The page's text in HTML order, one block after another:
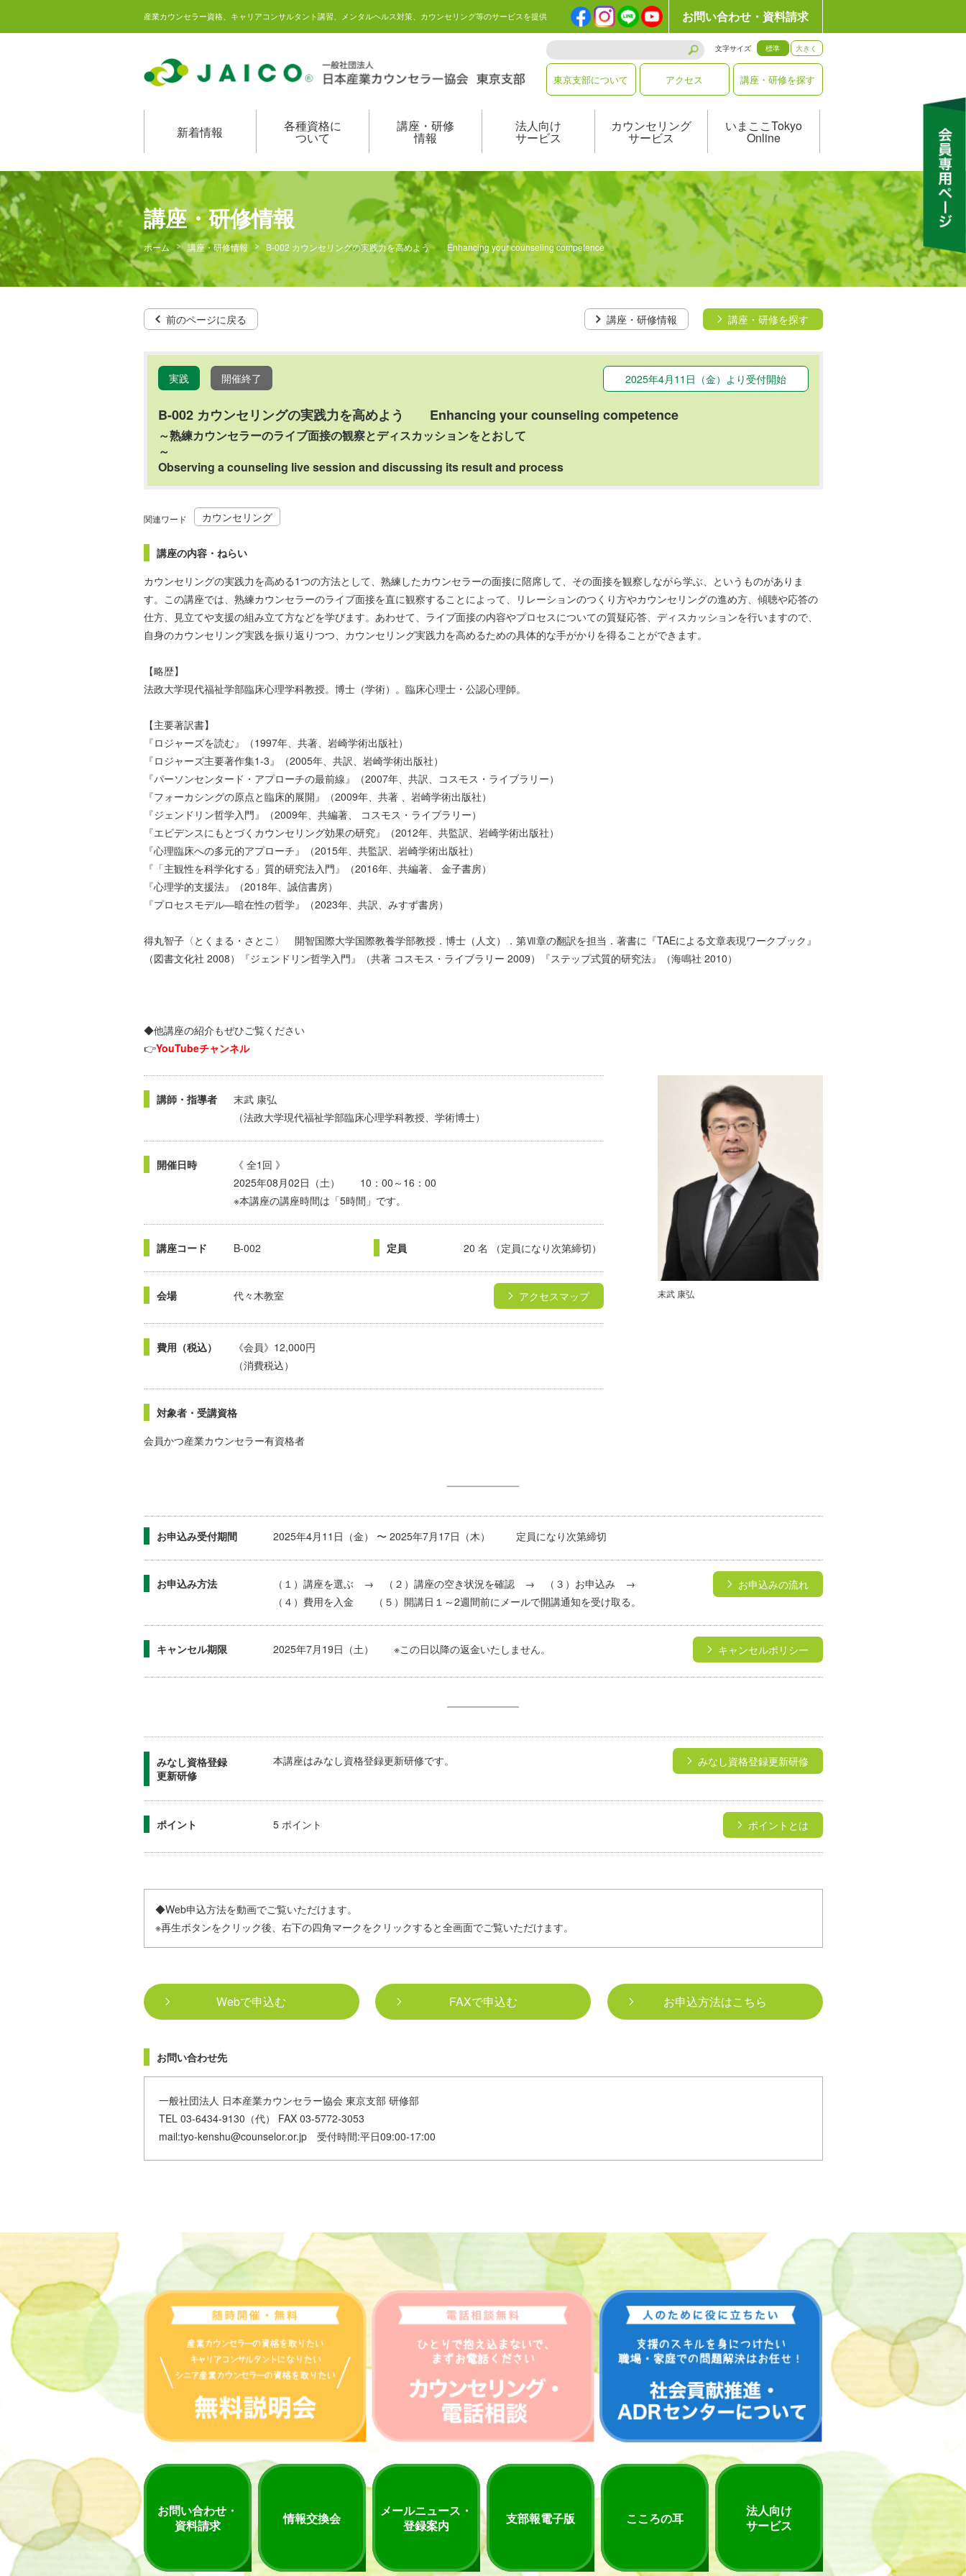
産業カウンセラー資格、キャリアコンサルタント講習、メンタルヘルス対策、カウンセリング等のサービスを提供 お問い合わせ・資料請求
文字サイズ 標準 大きく
東京支部について アクセス 講座・研修を探す
新着情報 各種資格に
ついて
講座・研修
情報
法人向け
サービス
カウンセリング
サービス
いまここTokyo
Online
講座・研修情報
ホーム 講座・研修情報 B-002 カウンセリングの実践力を高めよう Enhancing your counseling competence
前のページに戻る 講座・研修情報 講座・研修を探す
実践 開催終了 2025年4月11日（金）より受付開始
B-002 カウンセリングの実践力を高めよう Enhancing your counseling competence
～熟練カウンセラーのライブ面接の観察とディスカッションをとおして
～
Observing a counseling live session and discussing its result and process
関連ワード カウンセリング
講座の内容・ねらい
カウンセリングの実践力を高める1つの方法として、熟練したカウンセラーの面接に陪席して、その面接を観察しながら学ぶ、というものがありま
す。この講座では、熟練カウンセラーのライブ面接を直に観察することによって、リレーションのつくり方やカウンセリングの進め方、傾聴や応答の
仕方、見立てや支援の組み立て方などを学びます。あわせて、ライブ面接の内容やプロセスについての質疑応答、ディスカッションを行いますので、
自身のカウンセリング実践を振り返りつつ、カウンセリング実践力を高めるための具体的な手がかりを得ることができます。
【略歴】
法政大学現代福祉学部臨床心理学科教授。博士（学術）。臨床心理士・公認心理師。
【主要著訳書】
『ロジャーズを読む』（1997年、共著、岩崎学術出版社）
『ロジャーズ主要著作集1-3』（2005年、共訳、岩崎学術出版社）
『パーソンセンタード・アプローチの最前線』（2007年、共訳、コスモス・ライブラリー）
『フォーカシングの原点と臨床的展開』（2009年、共著 、岩崎学術出版社）
『ジェンドリン哲学入門』（2009年、共編著、 コスモス・ライブラリー）
『エビデンスにもとづくカウンセリング効果の研究』（2012年、共監訳、岩崎学術出版社）
『心理臨床への多元的アプローチ』（2015年、共監訳、岩崎学術出版社）
『「主観性を科学化する」質的研究法入門』（2016年、共編著、 金子書房）
『心理学的支援法』（2018年、誠信書房）
『プロセスモデル―暗在性の哲学』（2023年、共訳、みすず書房）
得丸智子〈とくまる・さとこ〉 開智国際大学国際教養学部教授．博士（人文）．第Ⅶ章の翻訳を担当．著書に『TAEによる文章表現ワークブック』
（図書文化社 2008）『ジェンドリン哲学入門』（共著 コスモス・ライブラリー 2009）『ステップ式質的研究法』（海鳴社 2010）
◆他講座の紹介もぜひご覧ください
👉YouTubeチャンネル
講師・指導者
末武 康弘
（法政大学現代福祉学部臨床心理学科教授、学術博士）
開催日時
《 全1回 》
2025年08月02日（土） 10：00～16：00
※本講座の講座時間は「5時間」です。
講座コード B-002 定員 20 名 （定員になり次第締切）
会場 代々木教室 アクセスマップ
費用（税込）
《会員》12,000円
（消費税込）
末武 康弘
対象者・受講資格
会員かつ産業カウンセラー有資格者
お申込み受付期間 2025年4月11日（金） 〜 2025年7月17日（木） 定員になり次第締切
お申込み方法
（１）講座を選ぶ → （２）講座の空き状況を確認 → （３）お申込み →
（４）費用を入金 （５）開講日１～2週間前にメールで開講通知を受け取る。
お申込みの流れ
キャンセル期限 2025年7月19日（土） ※この日以降の返金いたしません。 キャンセルポリシー
みなし資格登録
更新研修
本講座はみなし資格登録更新研修です。 みなし資格登録更新研修
ポイント 5 ポイント ポイントとは
◆Web申込方法を動画でご覧いただけます。
※再生ボタンをクリック後、右下の四角マークをクリックすると全画面でご覧いただけます。
Webで申込む FAXで申込む お申込方法はこちら
お問い合わせ先
一般社団法人 日本産業カウンセラー協会 東京支部 研修部
TEL 03-6434-9130（代） FAX 03-5772-3053
mail:tyo-kenshu@counselor.or.jp 受付時間:平日09:00-17:00
お問い合わせ・
資料請求
情報交換会
メールニュース・
登録案内
支部報電子版 こころの耳
法人向け
サービス